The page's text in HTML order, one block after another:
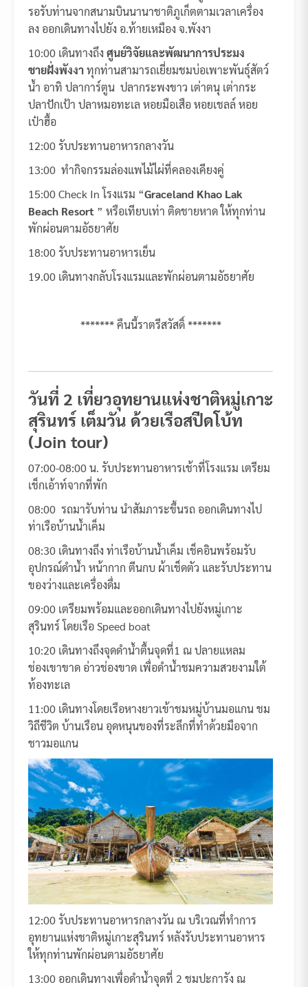
รอรับท่านจากสนามบินนานาชาติภูเก็ตตามเวลาเครื่อง
ลง ออกเดินทางไปยัง อ.ท้ายเหมือง จ.พังงา
10:00 เดินทางถึง ศูนย์วิจัยและพัฒนาการประมง
ชายฝั่งพังงาทุกท่านสามารถเยี่ยมชมบ่อเพาะพันธุ์สัตว์
น้ำ อาทิ ปลาการ์ตูน ปลากระพงขาว เต่าตนุ เต่ากระ
ปลาปักเป้า ปลาหมอทะเล หอยมือเสือ หอยเชลล์ หอย
เป๋าฮื้อ
12:00 รับประทานอาหารกลางวัน
13:00 ทำกิจกรรมล่องแพไม้ไผ่ที่คลองเคียงคู่
15:00 Check In โรงแรม “Graceland Khao Lak
Beach Resort ” หรือเทียบเท่า ติดชายหาด ให้ทุกท่าน
พักผ่อนตามอัธยาศัย
18:00 รับประทานอาหารเย็น
19.00 เดินทางกลับโรงแรมและพักผ่อนตามอัธยาศัย
******* คืนนี้ราตรีสวัสดิ์ *******
วันที่ 2 เที่ยวอุทยานแห่งชาติหมู่เกาะ
สุรินทร์ เต็มวัน ด้วยเรือสปีดโบ้ท
(Join tour)
07:00-08:00 น. รับประทานอาหารเช้าที่โรงแรม เตรียม
เช็กเอ้าท์จากที่พัก
08:00 รถมารับท่าน นำสัมภาระขึ้นรถ ออกเดินทางไป
ท่าเรือบ้านน้ำเค็ม
08:30 เดินทางถึง ท่าเรือบ้านน้ำเค็ม เช็คอินพร้อมรับ
อุปกรณ์ดำน้ำ หน้ากาก ตีนกบ ผ้าเช็ดตัว และรับประทาน
ของว่างและเครื่องดื่ม
09:00 เตรียมพร้อมและออกเดินทางไปยังหมู่เกาะ
สุรินทร์ โดยเรือ Speed boat
10:20 เดินทางถึงจุดดำน้ำตื้นจุดที่1 ณ ปลายแหลม
ช่องเขาขาด อ่าวช่องขาด เพื่อดำน้ำชมความสวยงามใต้
ท้องทะเล
11:00 เดินทางโดยเรือหางยาวเข้าชมหมู่บ้านมอแกน ชม
วิถีชีวิต บ้านเรือน อุดหนุนของที่ระลึกที่ทำด้วยมือจาก
ชาวมอแกน
12:00 รับประทานอาหารกลางวัน ณ บริเวณที่ทำการ
อุทยานแห่งชาติหมู่เกาะสุรินทร์ หลังรับประทานอาหาร
ให้ทุกท่านพักผ่อนตามอัธยาศัย
13:00 ออกเดินทางเพื่อดำน้ำจุดที่ 2 ชมปะการัง ณ